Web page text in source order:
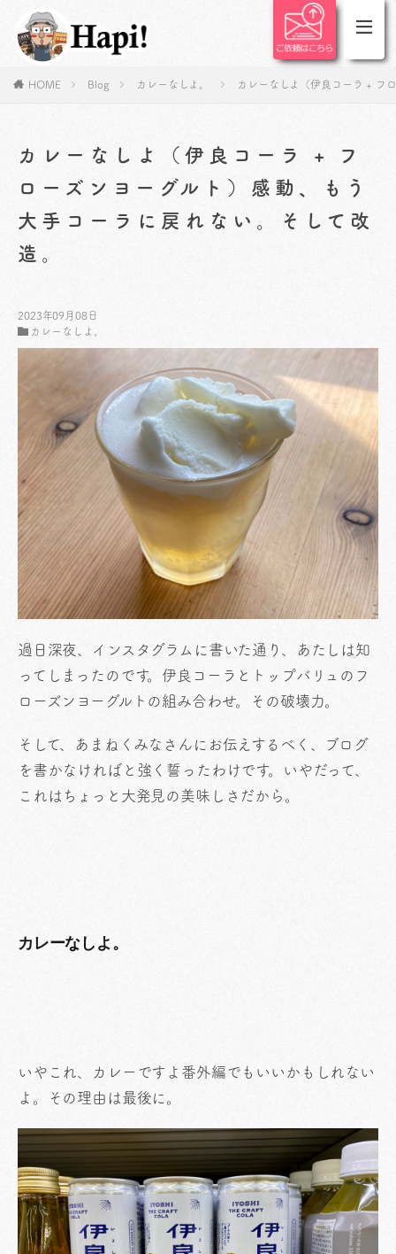
HOME Blog カレーなしよ。 カレーなしよ（伊良コーラ + フ
カレーなしよ（伊良コーラ + フ
ローズンヨーグルト）感動、もう
大手コーラに戻れない。そして改
造。
2023年09月08日
カレーなしよ。
過日深夜、インスタグラムに書いた通り、あたしは知
ってしまったのです。伊良コーラとトップバリュのフ
ローズンヨーグルトの組み合わせ。その破壊力。
そして、あまねくみなさんにお伝えするべく、ブログ
を書かなければと強く誓ったわけです。いやだって、
これはちょっと大発見の美味しさだから。
カレーなしよ。
いやこれ、カレーですよ番外編でもいいかもしれない
よ。その理由は最後に。